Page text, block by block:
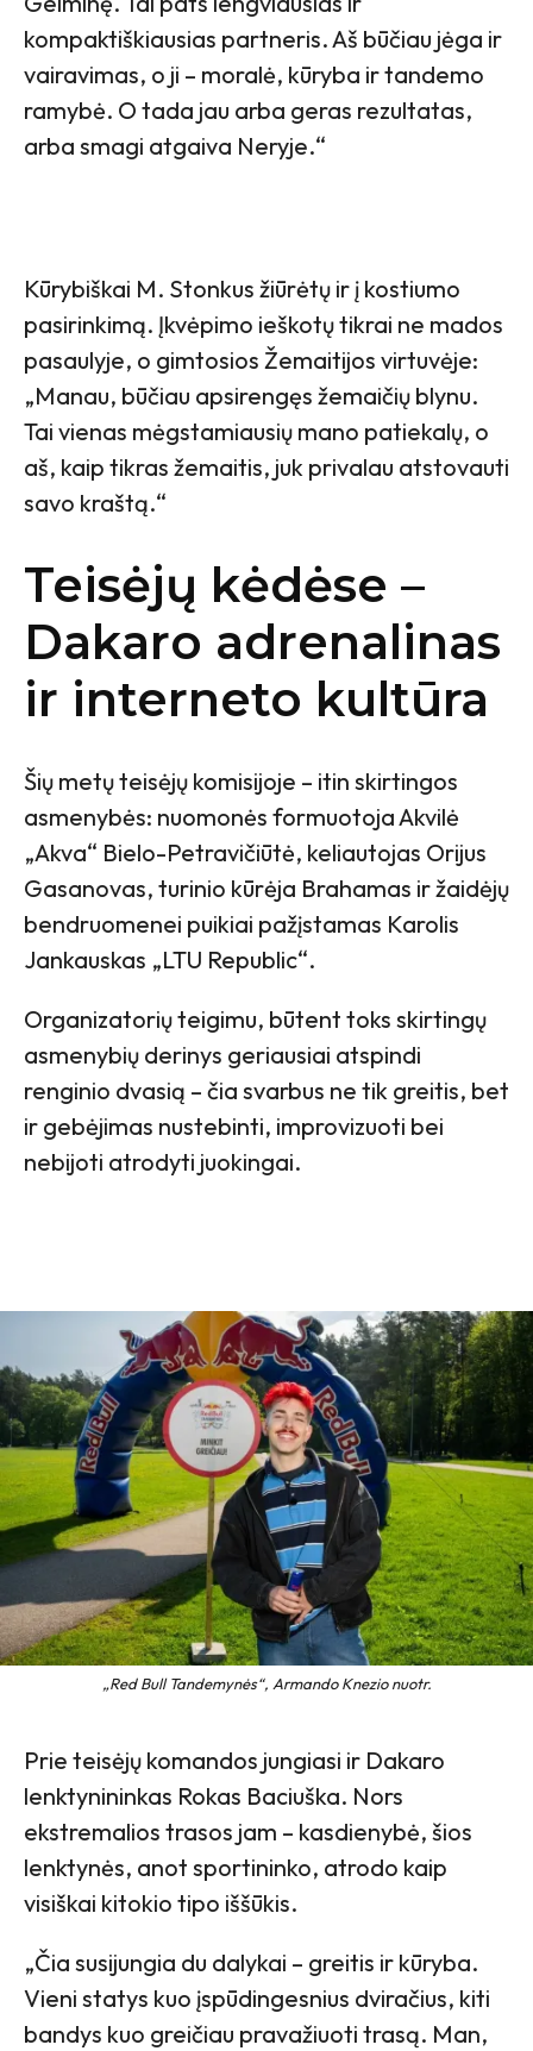
kompaktiškiausias partneris. Aš būčiau jėga ir
vairavimas, o ji – moralė, kūryba ir tandemo
ramybė. O tada jau arba geras rezultatas,
arba smagi atgaiva Neryje.“
Kūrybiškai M. Stonkus žiūrėtų ir į kostiumo
pasirinkimą. Įkvėpimo ieškotų tikrai ne mados
pasaulyje, o gimtosios Žemaitijos virtuvėje:
„Manau, būčiau apsirengęs žemaičių blynu.
Tai vienas mėgstamiausių mano patiekalų, o
aš, kaip tikras žemaitis, juk privalau atstovauti
savo kraštą.“
Teisėjų kėdėse –
Dakaro adrenalinas
ir interneto kultūra
Šių metų teisėjų komisijoje – itin skirtingos
asmenybės: nuomonės formuotoja Akvilė
„Akva“ Bielo-Petravičiūtė, keliautojas Orijus
Gasanovas, turinio kūrėja Brahamas ir žaidėjų
bendruomenei puikiai pažįstamas Karolis
Jankauskas „LTU Republic“.
Organizatorių teigimu, būtent toks skirtingų
asmenybių derinys geriausiai atspindi
renginio dvasią – čia svarbus ne tik greitis, bet
ir gebėjimas nustebinti, improvizuoti bei
nebijoti atrodyti juokingai.
„Red Bull Tandemynės“, Armando Knezio nuotr.
Prie teisėjų komandos jungiasi ir Dakaro
lenktynininkas Rokas Baciuška. Nors
ekstremalios trasos jam – kasdienybė, šios
lenktynės, anot sportininko, atrodo kaip
visiškai kitokio tipo iššūkis.
„Čia susijungia du dalykai – greitis ir kūryba.
Vieni statys kuo įspūdingesnius dviračius, kiti
bandys kuo greičiau pravažiuoti trasą. Man,